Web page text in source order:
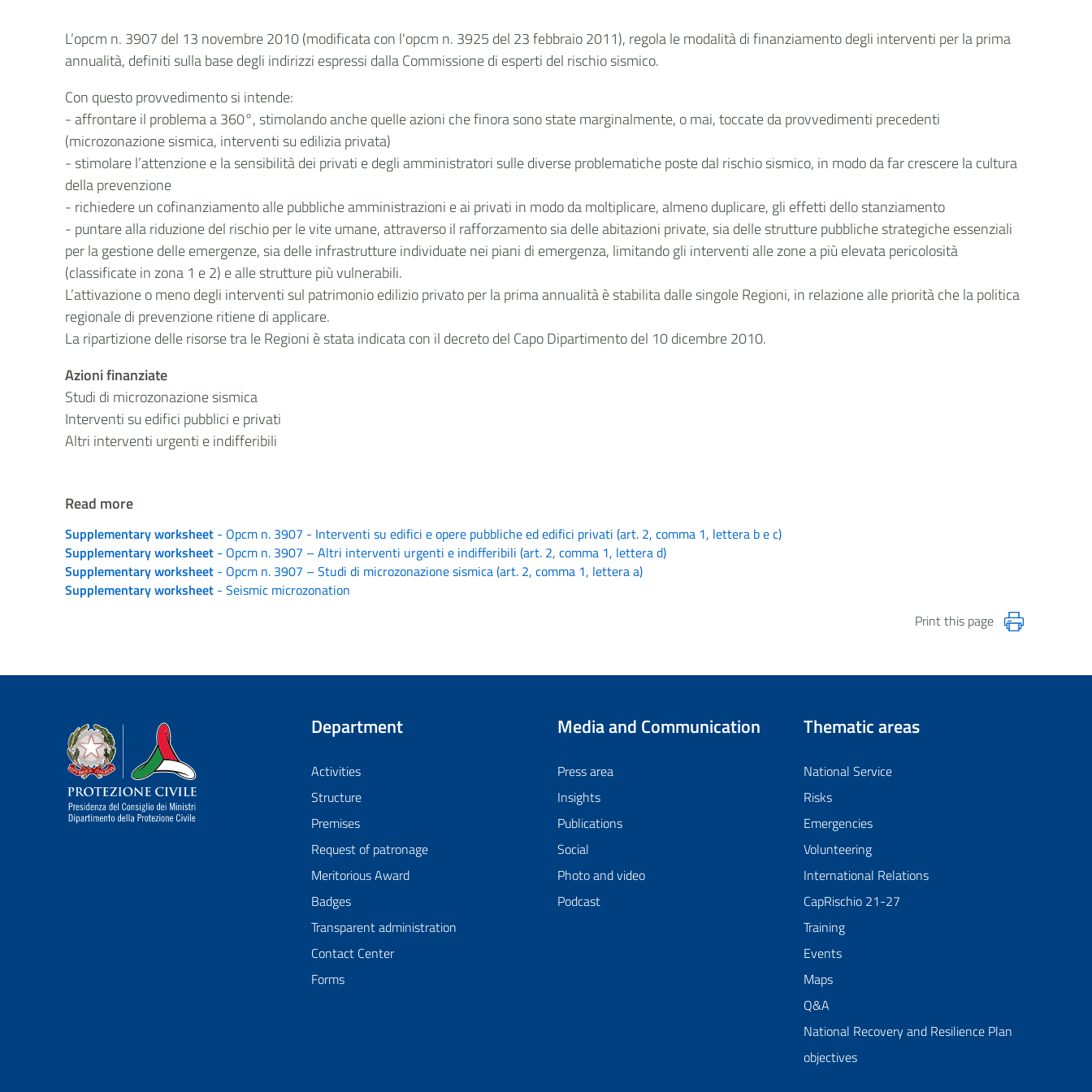
L’opcm n. 3907 del 13 novembre 2010 (modificata con l'opcm n. 3925 del 23 febbraio 2011), regola le modalità di finanziamento degli interventi per la prima
annualità, definiti sulla base degli indirizzi espressi dalla Commissione di esperti del rischio sismico.
Con questo provvedimento si intende:
- affrontare il problema a 360°, stimolando anche quelle azioni che finora sono state marginalmente, o mai, toccate da provvedimenti precedenti
(microzonazione sismica, interventi su edilizia privata)
- stimolare l’attenzione e la sensibilità dei privati e degli amministratori sulle diverse problematiche poste dal rischio sismico, in modo da far crescere la cultura
della prevenzione
- richiedere un cofinanziamento alle pubbliche amministrazioni e ai privati in modo da moltiplicare, almeno duplicare, gli effetti dello stanziamento
- puntare alla riduzione del rischio per le vite umane, attraverso il rafforzamento sia delle abitazioni private, sia delle strutture pubbliche strategiche essenziali
per la gestione delle emergenze, sia delle infrastrutture individuate nei piani di emergenza, limitando gli interventi alle zone a più elevata pericolosità
(classificate in zona 1 e 2) e alle strutture più vulnerabili.
L’attivazione o meno degli interventi sul patrimonio edilizio privato per la prima annualità è stabilita dalle singole Regioni, in relazione alle priorità che la politica
regionale di prevenzione ritiene di applicare.
La ripartizione delle risorse tra le Regioni è stata indicata con il decreto del Capo Dipartimento del 10 dicembre 2010.
Azioni finanziate
Studi di microzonazione sismica
Interventi su edifici pubblici e privati
Altri interventi urgenti e indifferibili
Read more
Supplementary worksheet - Opcm n. 3907 - Interventi su edifici e opere pubbliche ed edifici privati (art. 2, comma 1, lettera b e c)
Supplementary worksheet - Opcm n. 3907 – Altri interventi urgenti e indifferibili (art. 2, comma 1, lettera d)
Supplementary worksheet - Opcm n. 3907 – Studi di microzonazione sismica (art. 2, comma 1, lettera a)
Supplementary worksheet - Seismic microzonation
Print this page
Dipartimento della Protezione Civile
Department
Activities
Structure
Premises
Request of patronage
Meritorious Award
Badges
Transparent administration
Contact Center
Forms
Media and Communication
Press area
Insights
Publications
Social
Photo and video
Podcast
Thematic areas
National Service
Risks
Emergencies
Volunteering
International Relations
CapRischio 21-27
Training
Events
Maps
Q&A
National Recovery and Resilience Plan
objectives